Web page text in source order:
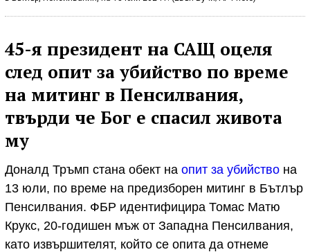
45-я президент на САЩ оцеля
след опит за убийство по време
на митинг в Пенсилвания,
твърди че Бог е спасил живота
му
Доналд Тръмп стана обект на опит за убийство на
13 юли, по време на предизборен митинг в Бътлър
Пенсилвания. ФБР идентифицира Томас Матю
Крукс, 20-годишен мъж от Западна Пенсилвания,
като извършителят, който се опита да отнеме